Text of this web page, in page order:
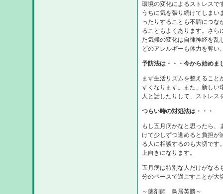
環境の変化によるストレスで
うちに気を張り続けてしま
ったりすることも不調につ
ることもよくあります。さら
た気候の変化は自律神経を乱
どのアレルギーも体力を奪い
予防法は・・・今から始めま
まず生活リズムを整えるこ
すくなります。また、新しい
人と話したりして、ストレ
つらい時の対処法は・・・
もし五月病かなと思ったら
けて少しずつ進めると負担が
る人に相談するのも大切です
上向きになります。
五月病は特別な人だけがなる
分のペースで過ごすことが大
～薬剤師 鳥居英勝～